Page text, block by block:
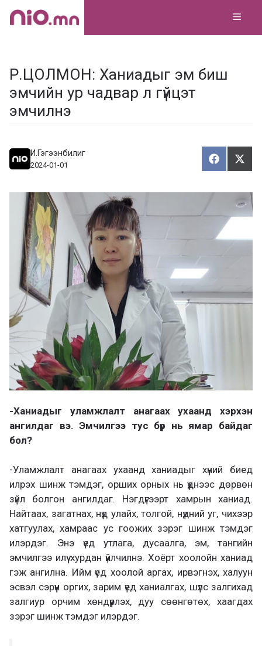
Skip
Р.ЦОЛМОН: Ханиадыг эм биш
эмчийн ур чадвар л гүйцэт
эмчилнэ
И.Гэгээнбилиг
2024-01-01
Х
у
а
ц
а
х
Т
э
э
х
-Ханиадыг уламжлалт анагаах ухаанд хэрхэн
ангилдаг вэ. Эмчилгээ тус бүр нь ямар байдаг
бол?
-Уламжлалт анагаах ухаанд ханиадыг хүний биед
илрэх шинж тэмдэг, орших орных нь үүднээс дөрвөн
зүйл болгон ангилдаг. Нэгдүгээрт хамрын ханиад.
Найтаах, загатнах, нүд улайх, толгой, нүдний уг, чихээр
хатгуулах, хамраас ус гоожих зэрэг шинж тэмдэг
илэрдэг. Энэ үед утлага, дусаалга, эм, тангийн
эмчилгээ илүү хурдан үйлчилнэ. Хоёрт хоолойн ханиад
гэж ангилна. Ийм үед хоолой аргах, ирвэгнэх, халуун
эсвэл сэрүүн оргих, зарим үед ханиалгах, шүлс залгихад
залгиур орчим хөндүүрлэх, дуу сөөнгөтөх, хаагдах
зэрэг шинж тэмдэг илэрдэг.